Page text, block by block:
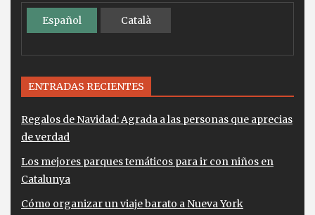
Español Català
ENTRADAS RECIENTES
Regalos de Navidad: Agrada a las personas que aprecias
de verdad
Los mejores parques temáticos para ir con niños en
Catalunya
Cómo organizar un viaje barato a Nueva York